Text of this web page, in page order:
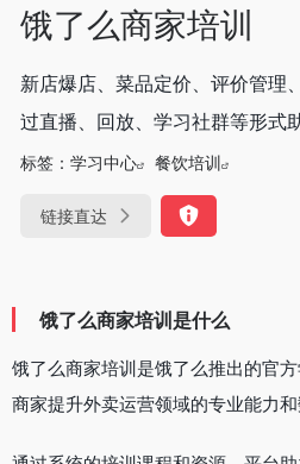
饿了么商家培训
新店爆店、菜品定价、评价管理
过直播、回放、学习社群等形式
标签： 学习中心 餐饮培训
链接直达
饿了么商家培训是什么
饿了么商家培训是饿了么推出的官
商家提升外卖运营领域的专业能力和